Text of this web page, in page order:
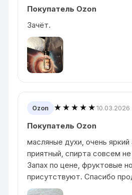
Покупатель Ozon
Зачёт.
Ozon ★★★★★10.03.2026
Покупатель Ozon
масляные духи, очень
приятный, спирта совсем
Запах по цене, фруктовые
присутствуют. Спасибо